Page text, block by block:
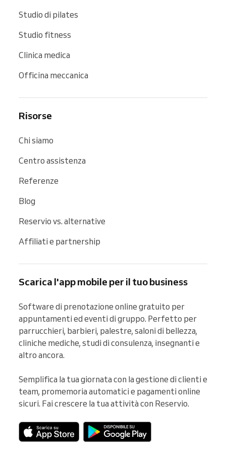
Studio di pilates
Studio fitness
Clinica medica
Officina meccanica
Risorse
Chi siamo
Centro assistenza
Referenze
Blog
Reservio vs. alternative
Affiliati e partnership
Scarica l'app mobile per il tuo business
Software di prenotazione online gratuito per
appuntamenti ed eventi di gruppo. Perfetto per
parrucchieri, barbieri, palestre, saloni di bellezza,
cliniche mediche, studi di consulenza, insegnanti e
altro ancora.
Semplifica la tua giornata con la gestione di clienti e
team, promemoria automatici e pagamenti online
sicuri. Fai crescere la tua attività con Reservio.